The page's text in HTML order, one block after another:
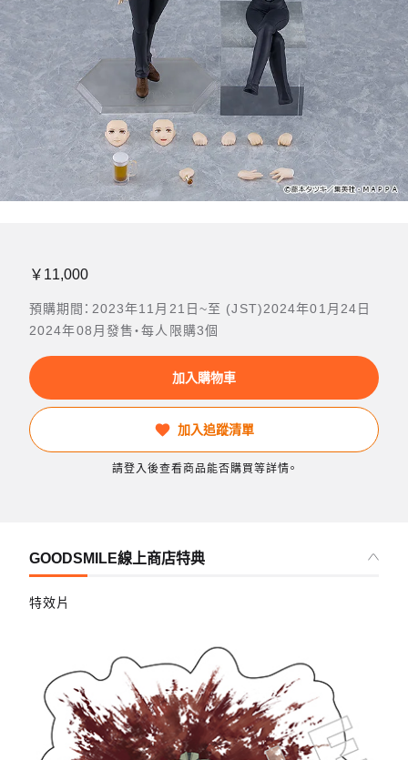
￥11,000
預購期間：2023年11月21日~至 (JST)2024年01月24日
2024年08月發售・每人限購3個
加入購物車
加入追蹤清單
請登入後查看商品能否購買等詳情。
GOODSMILE線上商店特典
特效片